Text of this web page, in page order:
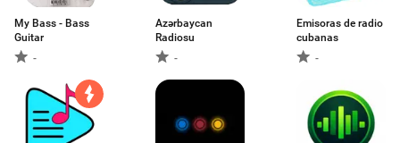
My Bass - Bass
Guitar
-
Azərbaycan
Radiosu
-
Emisoras de radio
cubanas
-